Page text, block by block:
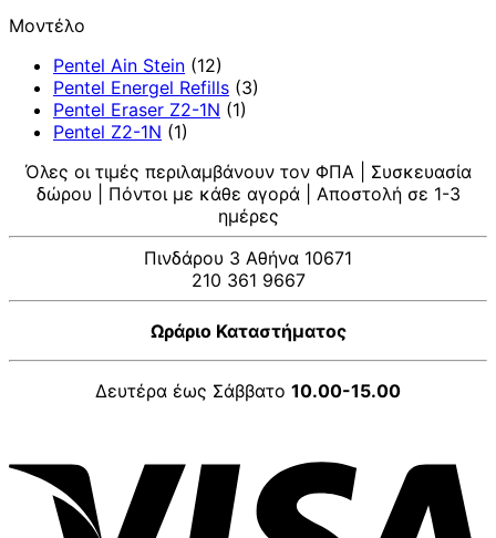
Μοντέλο
Pentel Ain Stein (12)
Pentel Energel Refills (3)
Pentel Eraser Z2-1N (1)
Pentel Z2-1N (1)
Όλες οι τιμές περιλαμβάνουν τον ΦΠΑ | Συσκευασία
δώρου | Πόντοι με κάθε αγορά | Αποστολή σε 1-3
ημέρες
Πινδάρου 3 Αθήνα 10671
210 361 9667
Ωράριο Καταστήματος
Δευτέρα έως Σάββατο 10.00-15.00